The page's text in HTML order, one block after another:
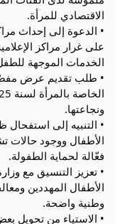
الاقتصادي للمرأة.
• الدعوة إلى إحداث
على غرار مراكز
الخدمات الموجهة
• طلب تقديم عرض
ونجاعتها.
• التنبيه إلى
الأطفال ووجود حالات
فعّالة لحماية الطفولة.
• تعزيز التنسيق مع
الأطفال المهددين
وطنية واضحة.
• الاستياء من تحويل